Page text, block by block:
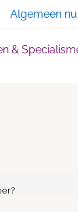
Algemeen
&